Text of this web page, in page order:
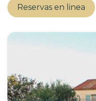
Reservas en linea